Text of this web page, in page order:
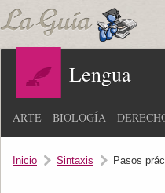
Lengua
ARTE BIOLOGÍA
Inicio Sintaxis Pasos